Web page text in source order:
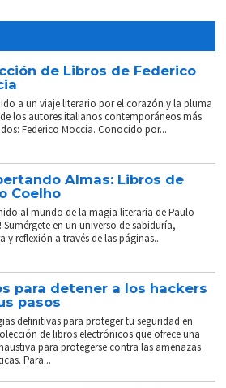
de Libros de Federico
a un viaje literario por el corazón y la pluma
los autores italianos contemporáneos más
Federico Moccia. Conocido por...
Almas: Libros de
Coelho
al mundo de la magia literaria de Paulo
Sumérgete en un universo de sabiduría,
y reflexión a través de las páginas...
para detener a los hackers
pasos
definitivas para proteger tu seguridad en
de libros electrónicos que ofrece una
para protegerse contra las amenazas
Para...